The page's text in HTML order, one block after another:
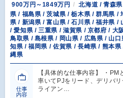
900万円～1849万円
北海道 / 青森
県 / 福島県 / 茨城県 / 栃木県 / 群馬県 /
県 / 新潟県 / 富山県 / 石川県 / 福井県 /
/ 愛知県 / 三重県 / 滋賀県 / 京都府 / 大
鳥取県 / 島根県 / 岡山県 / 広島県 / 山
知県 / 福岡県 / 佐賀県 / 長崎県 / 熊本
縄県
仕事
内容
【具体的な仕事内容】 ・
率いてPJをリード、デリバ
ライアン…